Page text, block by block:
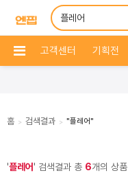
고객센터 기획전
홈 > 검색결과 > "플레어"
'플레어' 검색결과 총 6개의 상품